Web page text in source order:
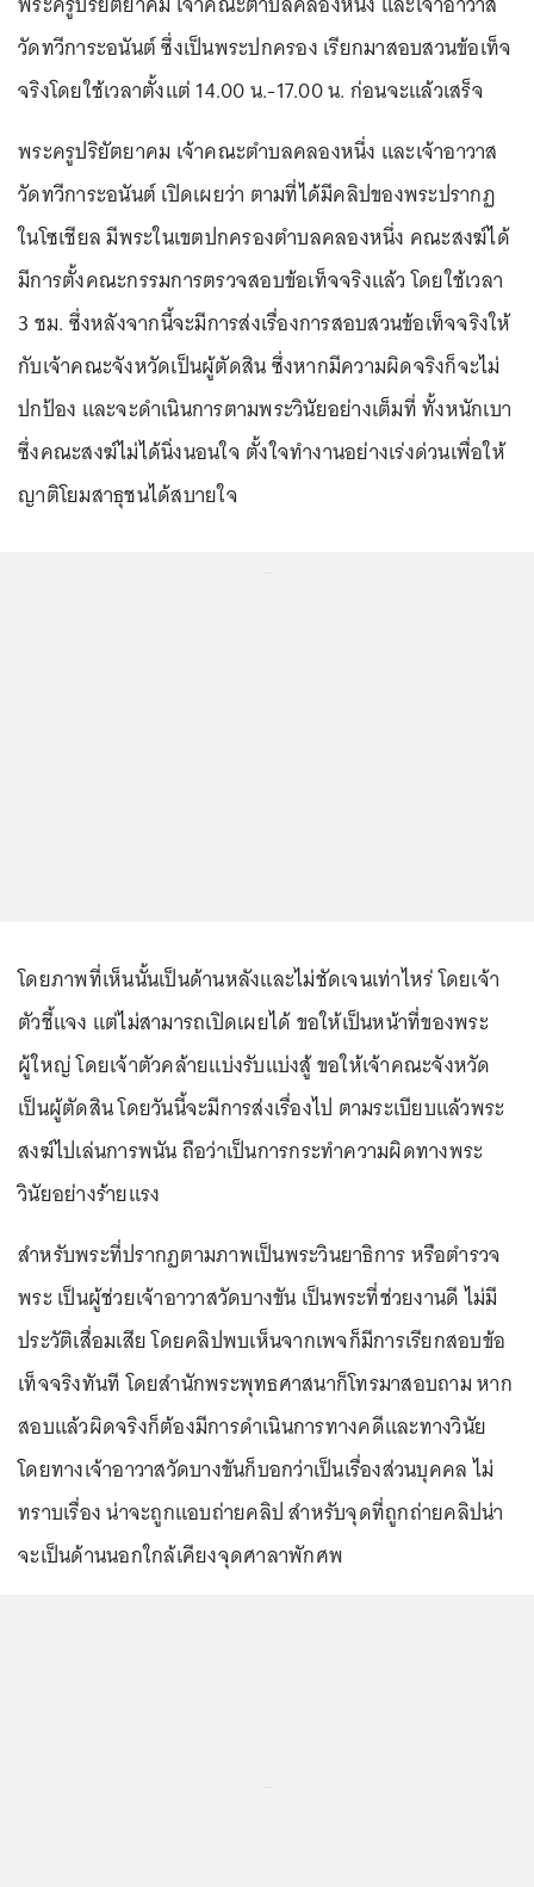
วัดทวีการะอนันต์ ซึ่งเป็นพระปกครอง เรียกมาสอบสวนข้อเท็จ
จริงโดยใช้เวลาตั้งแต่ 14.00 น.-17.00 น. ก่อนจะแล้วเสร็จ
พระครูปริยัตยาคม เจ้าคณะตำบลคลองหนึ่ง และเจ้าอาวาส
วัดทวีการะอนันต์ เปิดเผยว่า ตามที่ได้มีคลิปของพระปรากฏ
ในโซเชียล มีพระในเขตปกครองตำบลคลองหนึ่ง คณะสงฆ์ได้
มีการตั้งคณะกรรมการตรวจสอบข้อเท็จจริงแล้ว โดยใช้เวลา
3 ชม. ซึ่งหลังจากนี้จะมีการส่งเรื่องการสอบสวนข้อเท็จจริงให้
กับเจ้าคณะจังหวัดเป็นผู้ตัดสิน ซึ่งหากมีความผิดจริงก็จะไม่
ปกป้อง และจะดำเนินการตามพระวินัยอย่างเต็มที่ ทั้งหนักเบา
ซึ่งคณะสงฆ์ไม่ได้นิ่งนอนใจ ตั้งใจทำงานอย่างเร่งด่วนเพื่อให้
ญาติโยมสาธุชนได้สบายใจ
โดยภาพที่เห็นนั้นเป็นด้านหลังและไม่ชัดเจนเท่าไหร่ โดยเจ้า
ตัวชี้แจง แต่ไม่สามารถเปิดเผยได้ ขอให้เป็นหน้าที่ของพระ
ผู้ใหญ่ โดยเจ้าตัวคล้ายแบ่งรับแบ่งสู้ ขอให้เจ้าคณะจังหวัด
เป็นผู้ตัดสิน โดยวันนี้จะมีการส่งเรื่องไป ตามระเบียบแล้วพระ
สงฆ์ไปเล่นการพนัน ถือว่าเป็นการกระทำความผิดทางพระ
วินัยอย่างร้ายแรง
สำหรับพระที่ปรากฏตามภาพเป็นพระวินยาธิการ หรือตำรวจ
พระ เป็นผู้ช่วยเจ้าอาวาสวัดบางขัน เป็นพระที่ช่วยงานดี ไม่มี
ประวัติเสื่อมเสีย โดยคลิปพบเห็นจากเพจก็มีการเรียกสอบข้อ
เท็จจริงทันที โดยสำนักพระพุทธศาสนาก็โทรมาสอบถาม หาก
สอบแล้วผิดจริงก็ต้องมีการดำเนินการทางคดีและทางวินัย
โดยทางเจ้าอาวาสวัดบางขันก็บอกว่าเป็นเรื่องส่วนบุคคล ไม่
ทราบเรื่อง น่าจะถูกแอบถ่ายคลิป สำหรับจุดที่ถูกถ่ายคลิปน่า
จะเป็นด้านนอกใกล้เคียงจุดศาลาพักศพ